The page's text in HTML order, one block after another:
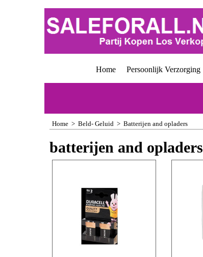
Home Persoonlijk Verzorging
Home > Beld- Geluid > Batterijen and opladers
batterijen and opladers